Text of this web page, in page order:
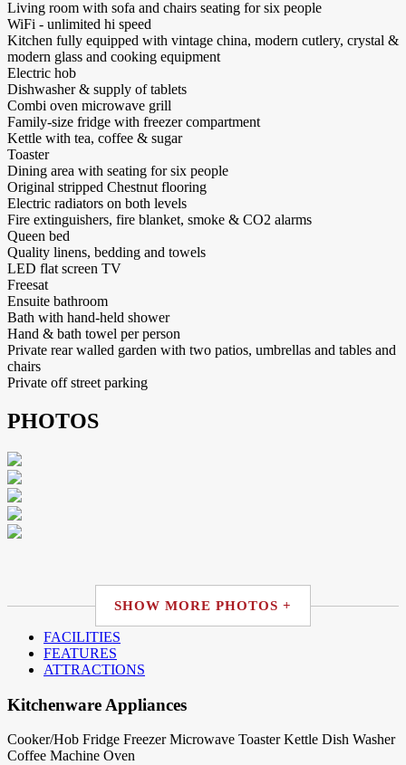
Living room with sofa and chairs seating for six people
WiFi - unlimited hi speed
Kitchen fully equipped with vintage china, modern cutlery, crystal &
modern glass and cooking equipment
Electric hob
Dishwasher & supply of tablets
Combi oven microwave grill
Family-size fridge with freezer compartment
Kettle with tea, coffee & sugar
Toaster
Dining area with seating for six people
Original stripped Chestnut flooring
Electric radiators on both levels
Fire extinguishers, fire blanket, smoke & CO2 alarms
Queen bed
Quality linens, bedding and towels
LED flat screen TV
Freesat
Ensuite bathroom
Bath with hand-held shower
Hand & bath towel per person
Private rear walled garden with two patios, umbrellas and tables and
chairs
Private off street parking
PHOTOS
SHOW MORE PHOTOS +
FACILITIES
FEATURES
ATTRACTIONS
Kitchenware Appliances
Cooker/Hob Fridge Freezer Microwave Toaster Kettle Dish Washer
Coffee Machine Oven